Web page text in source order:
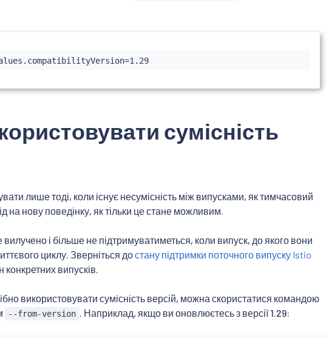
=1.29
сумісність
лише тоді, коли існує несумісність між випусками, як тимчасовий
на нову поведінку, як тільки це стане можливим.
вилучено і більше не підтримуватиметься, коли випуск, до якого вони
циклу. Зверніться достану підтримки поточного випуску Istio
випусків.
використовувати сумісність версій, можна скористатися командою
--from-version . Наприклад, якщо ви оновлюєтесь з версії 1.29: